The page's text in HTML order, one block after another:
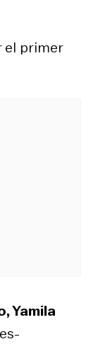
el primer
Yamila